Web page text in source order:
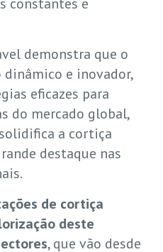
demonstra que o
e inovador,
eficazes para
do mercado global,
a cortiça
destaque nas
de cortiça
deste
, que vão desde